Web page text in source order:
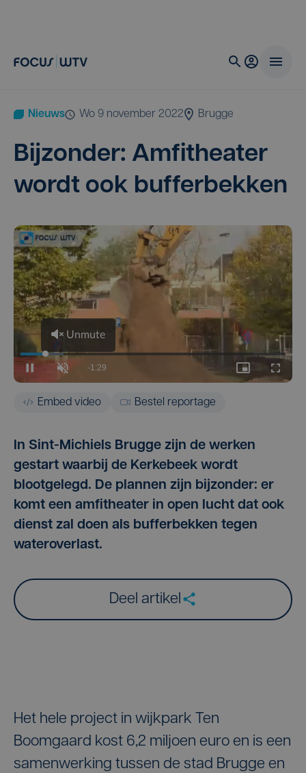
Nieuws wo 9 november 2022 Brugge
Bij­zon­der: Amfi­the­a­ter
wordt ook bufferbekken
Embed video Bestel reportage
In Sint-Michiels Brugge zijn de werken
gestart waarbij de Kerkebeek wordt
blootgelegd. De plannen zijn bijzonder: er
komt een amfitheater in open lucht dat ook
dienst zal doen als bufferbekken tegen
wateroverlast.
Deel artikel
Het hele project in wijkpark Ten
Boomgaard kost 6,2 miljoen euro en is een
samenwerking tussen de stad Brugge en